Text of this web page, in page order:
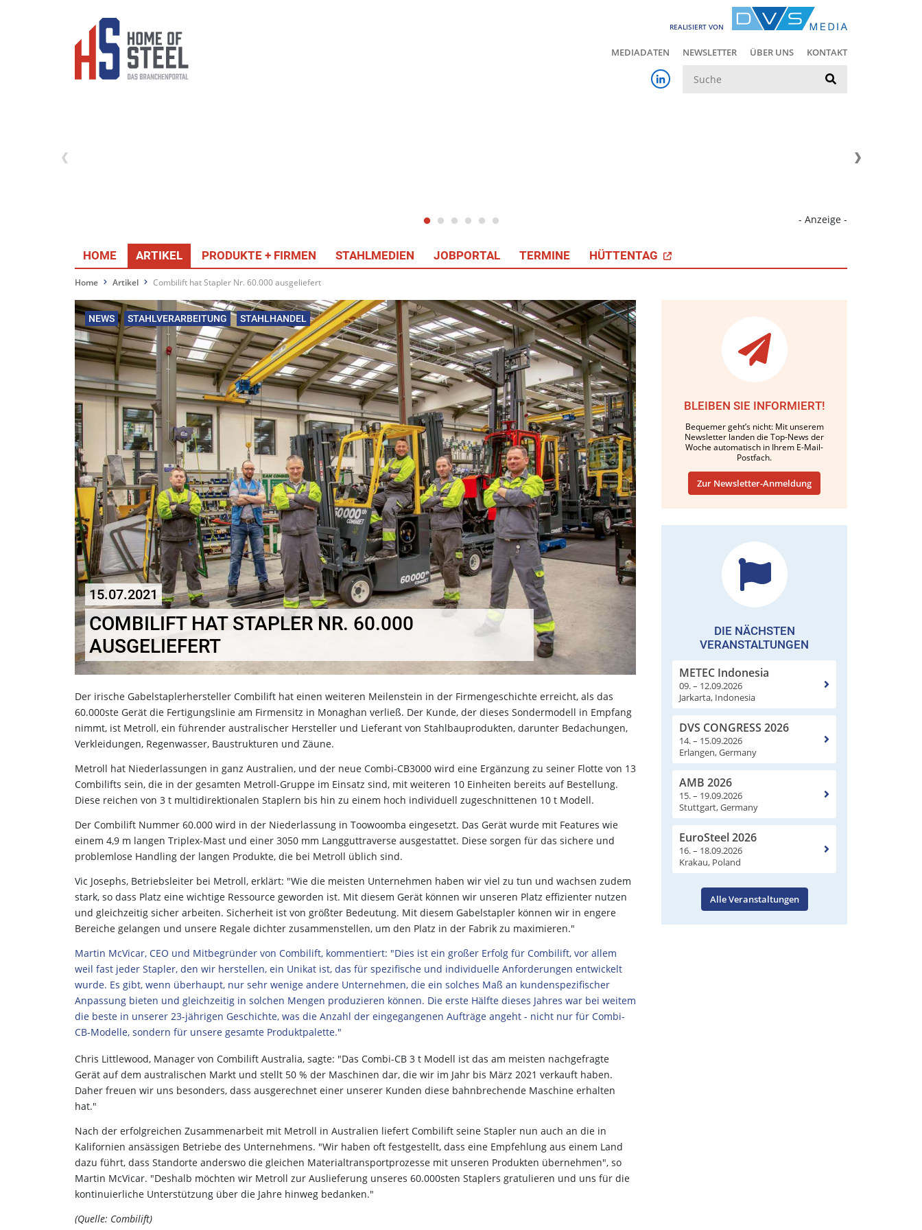
REALISIERT VON
MEDIADATEN NEWSLETTER ÜBER UNS KONTAKT
- Anzeige -
HOME ARTIKEL PRODUKTE + FIRMEN STAHLMEDIEN JOBPORTAL TERMINE HÜTTENTAG
Home Artikel Combilift hat Stapler Nr. 60.000 ausgeliefert
NEWS STAHLVERARBEITUNG STAHLHANDEL
15.07.2021
COMBILIFT HAT STAPLER NR. 60.000
AUSGELIEFERT
Der irische Gabelstaplerhersteller Combilift hat einen weiteren Meilenstein in der Firmengeschichte erreicht, als das
60.000ste Gerät die Fertigungslinie am Firmensitz in Monaghan verließ. Der Kunde, der dieses Sondermodell in Empfang
nimmt, ist Metroll, ein führender australischer Hersteller und Lieferant von Stahlbauprodukten, darunter Bedachungen,
Verkleidungen, Regenwasser, Baustrukturen und Zäune.
Metroll hat Niederlassungen in ganz Australien, und der neue Combi-CB3000 wird eine Ergänzung zu seiner Flotte von 13
Combilifts sein, die in der gesamten Metroll-Gruppe im Einsatz sind, mit weiteren 10 Einheiten bereits auf Bestellung.
Diese reichen von 3 t multidirektionalen Staplern bis hin zu einem hoch individuell zugeschnittenen 10 t Modell.
Der Combilift Nummer 60.000 wird in der Niederlassung in Toowoomba eingesetzt. Das Gerät wurde mit Features wie
einem 4,9 m langen Triplex-Mast und einer 3050 mm Langguttraverse ausgestattet. Diese sorgen für das sichere und
problemlose Handling der langen Produkte, die bei Metroll üblich sind.
Vic Josephs, Betriebsleiter bei Metroll, erklärt: "Wie die meisten Unternehmen haben wir viel zu tun und wachsen zudem
stark, so dass Platz eine wichtige Ressource geworden ist. Mit diesem Gerät können wir unseren Platz effizienter nutzen
und gleichzeitig sicher arbeiten. Sicherheit ist von größter Bedeutung. Mit diesem Gabelstapler können wir in engere
Bereiche gelangen und unsere Regale dichter zusammenstellen, um den Platz in der Fabrik zu maximieren."
Martin McVicar, CEO und Mitbegründer von Combilift, kommentiert: "Dies ist ein großer Erfolg für Combilift, vor allem
weil fast jeder Stapler, den wir herstellen, ein Unikat ist, das für spezifische und individuelle Anforderungen entwickelt
wurde. Es gibt, wenn überhaupt, nur sehr wenige andere Unternehmen, die ein solches Maß an kundenspezifischer
Anpassung bieten und gleichzeitig in solchen Mengen produzieren können. Die erste Hälfte dieses Jahres war bei weitem
die beste in unserer 23-jährigen Geschichte, was die Anzahl der eingegangenen Aufträge angeht - nicht nur für Combi-
CB-Modelle, sondern für unsere gesamte Produktpalette."
Chris Littlewood, Manager von Combilift Australia, sagte: "Das Combi-CB 3 t Modell ist das am meisten nachgefragte
Gerät auf dem australischen Markt und stellt 50 % der Maschinen dar, die wir im Jahr bis März 2021 verkauft haben.
Daher freuen wir uns besonders, dass ausgerechnet einer unserer Kunden diese bahnbrechende Maschine erhalten
hat."
Nach der erfolgreichen Zusammenarbeit mit Metroll in Australien liefert Combilift seine Stapler nun auch an die in
Kalifornien ansässigen Betriebe des Unternehmens. "Wir haben oft festgestellt, dass eine Empfehlung aus einem Land
dazu führt, dass Standorte anderswo die gleichen Materialtransportprozesse mit unseren Produkten übernehmen", so
Martin McVicar. "Deshalb möchten wir Metroll zur Auslieferung unseres 60.000sten Staplers gratulieren und uns für die
kontinuierliche Unterstützung über die Jahre hinweg bedanken."
(Quelle: Combilift)
BLEIBEN SIE INFORMIERT!
Bequemer geht’s nicht: Mit unserem
Newsletter landen die Top-News der
Woche automatisch in Ihrem E-Mail-
Postfach.
Zur Newsletter-Anmeldung
DIE NÄCHSTEN
VERANSTALTUNGEN
METEC Indonesia
09. – 12.09.2026
Jarkarta, Indonesia
DVS CONGRESS 2026
14. – 15.09.2026
Erlangen, Germany
AMB 2026
15. – 19.09.2026
Stuttgart, Germany
EuroSteel 2026
16. – 18.09.2026
Krakau, Poland
Alle Veranstaltungen